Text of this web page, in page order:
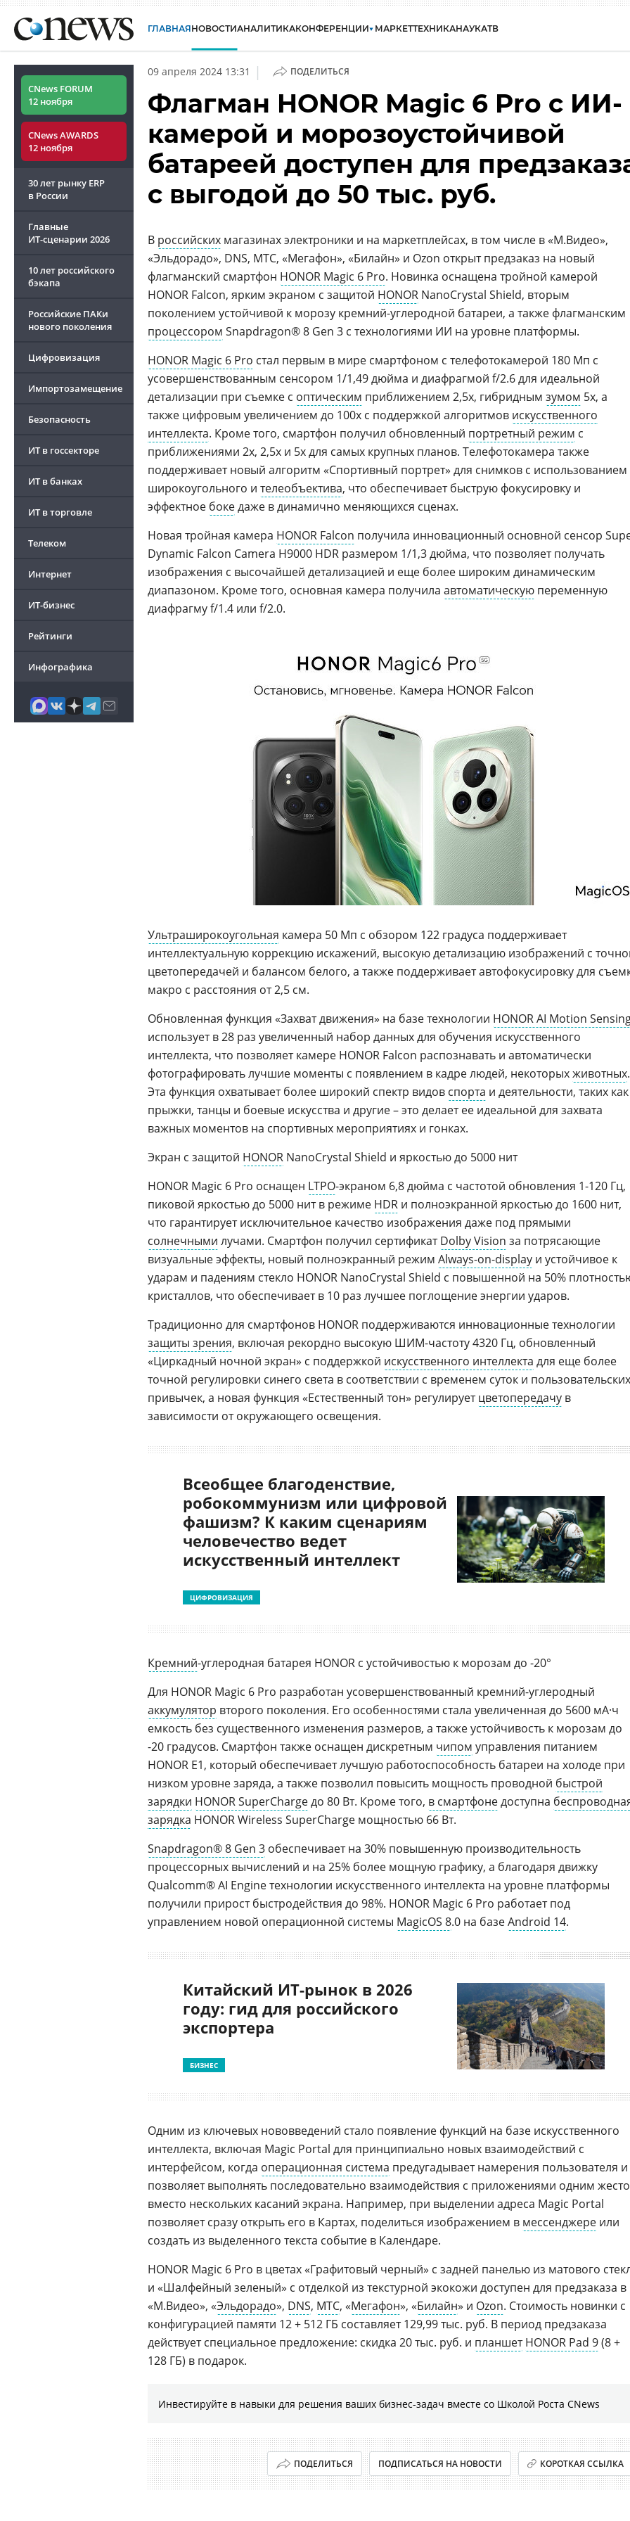
ГЛАВНАЯНОВОСТИАНАЛИТИКАКОНФЕРЕНЦИИ МАРКЕТТЕХНИКАНАУКАТВ
CNews FORUM
12 ноября
CNews AWARDS
12 ноября
30 лет рынку ERP
в России
Главные
ИТ-сценарии 2026
10 лет российского
бэкапа
Российские ПАКи
нового поколения
Цифровизация
Импортозамещение
Безопасность
ИТ в госсекторе
ИТ в банках
ИТ в торговле
Телеком
Интернет
ИТ-бизнес
Рейтинги
Инфографика
09 апреля 2024 13:31 | ПОДЕЛИТЬСЯ
Флагман HONOR Magic 6 Pro с ИИ-
камерой и морозоустойчивой
батареей доступен для
с выгодой до 50 тыс. руб.
В российских магазинах электроники и на маркетплейсах, в том числе в «М.Видео»,
«Эльдорадо», DNS, МТС, «Мегафон», «Билайн» и Ozon открыт предзаказ на новый
флагманский смартфон HONOR Magic 6 Pro. Новинка оснащена тройной камерой
HONOR Falcon, ярким экраном с защитой HONOR NanoCrystal Shield, вторым
поколением устойчивой к морозу кремний-углеродной батареи, а также флагманским
процессором Snapdragon® 8 Gen 3 с технологиями ИИ на уровне платформы.
HONOR Magic 6 Pro стал первым в мире смартфоном с телефотокамерой 180 Мп с
усовершенствованным сенсором 1/1,49 дюйма и диафрагмой f/2.6 для идеальной
детализации при съемке с оптическим приближением 2,5х, гибридным зумом 5х, а
также цифровым увеличением до 100х с поддержкой алгоритмов искусственного
интеллекта. Кроме того, смартфон получил обновленный портретный режим с
приближениями 2х, 2,5х и 5х для самых крупных планов. Телефотокамера также
поддерживает новый алгоритм «Спортивный портрет» для снимков с использованием
широкоугольного и телеобъектива, что обеспечивает быструю фокусировку и
эффектное бокедаже в динамично меняющихся сценах.
Новая тройная камера HONOR Falcon получила инновационный основной сенсор
Dynamic Falcon Camera H9000 HDR размером 1/1,3 дюйма, что позволяет получать
изображения с высочайшей детализацией и еще более широким динамическим
диапазоном. Кроме того, основная камера получила автоматическую переменную
диафрагму f/1.4 или f/2.0.
Ультраширокоугольная камера 50 Мп с обзором 122 градуса поддерживает
интеллектуальную коррекцию искажений, высокую детализацию изображений с
цветопередачей и балансом белого, а также поддерживает автофокусировку для
макро с расстояния от 2,5 см.
Обновленная функция «Захват движения» на базе технологии HONOR AI Motion
использует в 28 раз увеличенный набор данных для обучения искусственного
интеллекта, что позволяет камере HONOR Falcon распознавать и автоматически
фотографировать лучшие моменты с появлением в кадре людей, некоторыхживотных.
Эта функция охватывает более широкий спектр видов спорта и деятельности, таких как
прыжки, танцы и боевые искусства и другие – это делает ее идеальной для захвата
важных моментов на спортивных мероприятиях и гонках.
Экран с защитой HONOR NanoCrystal Shield и яркостью до 5000 нит
HONOR Magic 6 Pro оснащен LTPO-экраном 6,8 дюйма с частотой обновления 1-120 Гц,
пиковой яркостью до 5000 нит в режиме HDR и полноэкранной яркостью до 1600 нит,
что гарантирует исключительное качество изображения даже под прямыми
солнечными лучами. Смартфон получил сертификатDolby Vision за потрясающие
визуальные эффекты, новый полноэкранный режим Always-on-display и устойчивое к
ударам и падениям стекло HONOR NanoCrystal Shield с повышенной на 50%
кристаллов, что обеспечивает в 10 раз лучшее поглощение энергии ударов.
Традиционно для смартфонов HONOR поддерживаются инновационные технологии
защиты зрения, включая рекордно высокую ШИМ-частоту 4320 Гц, обновленный
«Циркадный ночной экран» с поддержкой искусственного интеллекта для еще более
точной регулировки синего света в соответствии с временем суток и пользовательских
привычек, а новая функция «Естественный тон» регулируетцветопередачу в
зависимости от окружающего освещения.
Всеобщее благоденствие,
робокоммунизм или цифровой
фашизм? К каким сценариям
человечество ведет
искусственный интеллект
ЦИФРОВИЗАЦИЯ
Кремний-углеродная батарея HONOR с устойчивостью к морозам до -20°
Для HONOR Magic 6 Pro разработан усовершенствованный кремний-углеродный
аккумулятор второго поколения. Его особенностями стала увеличенная до 5600 мА·ч
емкость без существенного изменения размеров, а также устойчивость к морозам до
-20 градусов. Смартфон также оснащен дискретным чипом управления питанием
HONOR E1, который обеспечивает лучшую работоспособность батареи на холоде при
низком уровне заряда, а также позволил повысить мощность проводной быстрой
зарядки HONOR SuperChargeдо 80 Вт. Кроме того, в смартфонедоступна
зарядка HONOR Wireless SuperCharge мощностью 66 Вт.
Snapdragon® 8 Gen 3 обеспечивает на 30% повышенную производительность
процессорных вычислений и на 25% более мощную графику, а благодаря движку
Qualcomm® AI Engine технологии искусственного интеллекта на уровне платформы
получили прирост быстродействия до 98%. HONOR Magic 6 Pro работает под
управлением новой операционной системы MagicOS 8.0 на базеAndroid 14.
Китайский ИТ-рынок в 2026
году: гид для российского
экспортера
БИЗНЕС
Одним из ключевых нововведений стало появление функций на базе искусственного
интеллекта, включая Magic Portal для принципиально новых взаимодействий с
интерфейсом, когда операционная система предугадывает намерения пользователя и
позволяет выполнять последовательно взаимодействия с приложениями одним
вместо нескольких касаний экрана. Например, при выделении адреса Magic Portal
позволяет сразу открыть его в Картах, поделиться изображением в мессенджере или
создать из выделенного текста событие в Календаре.
HONOR Magic 6 Pro в цветах «Графитовый черный» с задней панелью из матового
и «Шалфейный зеленый» с отделкой из текстурной экокожи доступен для предзаказа в
«М.Видео», «Эльдорадо», DNS, МТС, «Мегафон», «Билайн» и Ozon. Стоимость новинки с
конфигурацией памяти 12 + 512 ГБ составляет 129,99 тыс. руб. В период предзаказа
действует специальное предложение: скидка 20 тыс. руб. и планшет HONOR Pad 9(8 +
128 ГБ) в подарок.
Инвестируйте в навыки для решения ваших бизнес-задач вместе со Школой Роста CNews
ПОДЕЛИТЬСЯ ПОДПИСАТЬСЯ НА НОВОСТИ КОРОТКАЯ ССЫЛКА